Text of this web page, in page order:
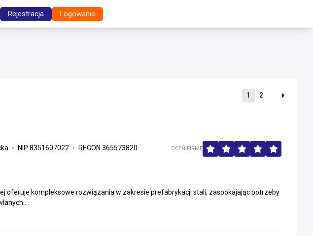
Rejestracja Logowanie
1 2
NIP 8351607022 REGON 365573820
oferuje kompleksowe rozwiązania w zakresie prefabrykacji stali, zaspokajając potrzeby
OCEŃ FIRMĘ